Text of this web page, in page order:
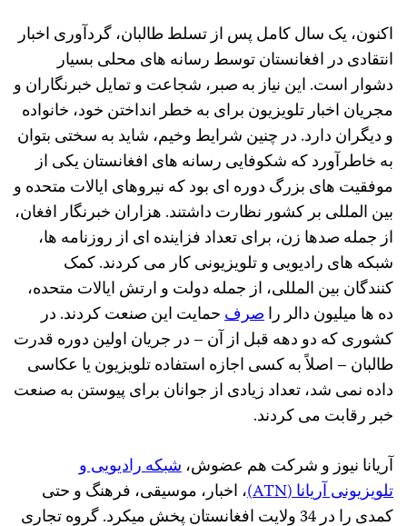
اکنون، یک سال کامل پس از تسلط طالبان، گردآوری اخبار
انتقادی در افغانستان توسط رسانه های محلی بسیار
دشوار است. این نیاز به صبر، شجاعت و تمایل خبرنگاران و
مجریان اخبار تلویزیون برای به خطر انداختن خود، خانواده
و دیگران دارد. در چنین شرایط وخیم، شاید به سختی بتوان
به خاطرآورد که شکوفایی رسانه های افغانستان یکی از
موفقیت های بزرگ دوره ای بود که نیروهای ایالات متحده و
بین المللی بر کشور نظارت داشتند. هزاران خبرنگار افغان،
از جمله صدها زن، برای تعداد فزاینده ای از روزنامه ها،
شبکه های رادیویی و تلویزیونی کار می کردند. کمک
کنندگان بین المللی، از جمله دولت و ارتش ایالات متحده،
ده ها میلیون دالر راصرفحمایت این صنعت کردند. در
کشوری که دو دهه قبل از آن – در جریان اولین دوره قدرت
طالبان – اصلاً به کسی اجازه استفاده تلویزیون یا عکاسی
داده نمی شد، تعداد زیادی از جوانان برای پیوستن به صنعت
خبر رقابت می کردند.
آریانا نیوز و شرکت هم عضوش، شبکه رادیویی و
تلویزیونی آریانا (ATN)
، اخبار، موسیقی، فرهنگ و حتی
کمدی را در 34 ولایت افغانستان پخش میکرد. گروه تجاری